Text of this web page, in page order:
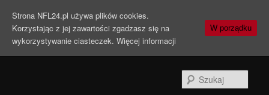
Strona NFL24.pl używa plików cookies.
Korzystając z jej zawartości zgadzasz się na
wykorzystywanie ciasteczek. Więcej informacji
W porządku